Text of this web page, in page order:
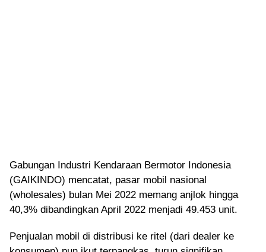
Gabungan Industri Kendaraan Bermotor Indonesia
(GAIKINDO) mencatat, pasar mobil nasional
(wholesales) bulan Mei 2022 memang anjlok hingga
40,3% dibandingkan April 2022 menjadi 49.453 unit.
Penjualan mobil di distribusi ke ritel (dari dealer ke